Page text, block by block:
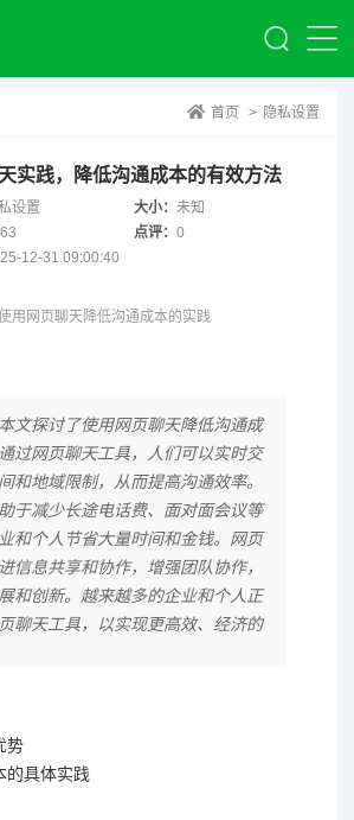
首页 > 隐私设置
实践，降低沟通成本的有效方法
设置 大小：未知
点评：0
12-31 09:00:40
用网页聊天降低沟通成本的实践
文探讨了使用网页聊天降低沟通成
过网页聊天工具，人们可以实时交
和地域限制，从而提高沟通效率。
于减少长途电话费、面对面会议等
和个人节省大量时间和金钱。网页
信息共享和协作，增强团队协作，
和创新。越来越多的企业和个人正
聊天工具，以实现更高效、经济的
势
的具体实践